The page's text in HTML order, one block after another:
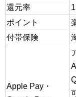
還元率
ポイント
付帯保険
Apple Pay・